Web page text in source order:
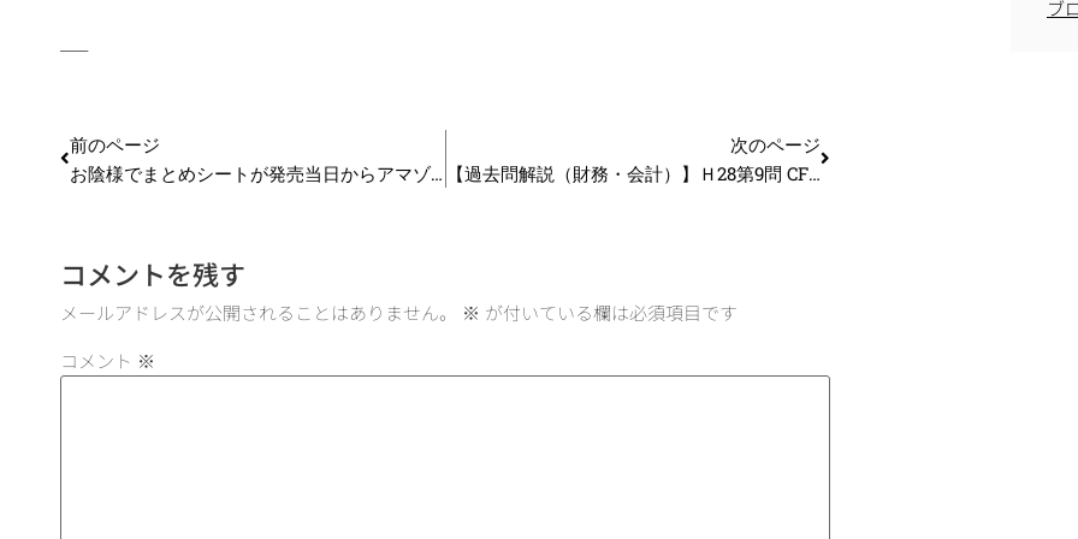
—–
前のページ
お陰様でまとめシートが発売当日からアマゾンベストセラー1位を獲得しました！
次のページ
【過去問解説（財務・会計）】Ｈ28第9問 CF計算書、経営分析
コメントを残す
メールアドレスが公開されることはありません。 ※ が付いている欄は必須項目です
コメント ※
ブ